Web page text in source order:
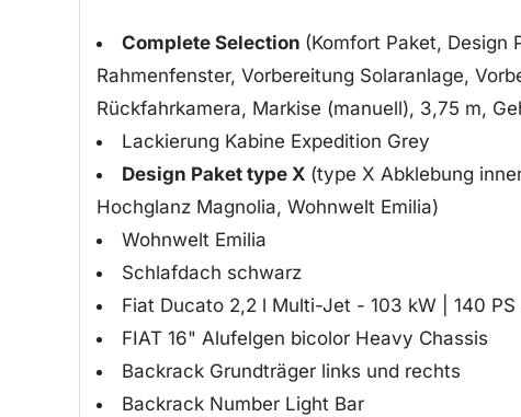
Complete Selection (Komfort Paket, Design
Rahmenfenster, Vorbereitung Solaranlage,
Rückfahrkamera, Markise (manuell), 3,75 m,
Lackierung Kabine Expedition Grey
Design Paket type X (type X Abklebung
Hochglanz Magnolia, Wohnwelt Emilia)
Wohnwelt Emilia
Schlafdach schwarz
Fiat Ducato 2,2 l Multi-Jet - 103 kW | 140
FIAT 16" Alufelgen bicolor Heavy Chassis
Backrack Grundträger links und rechts
Backrack Number Light Bar